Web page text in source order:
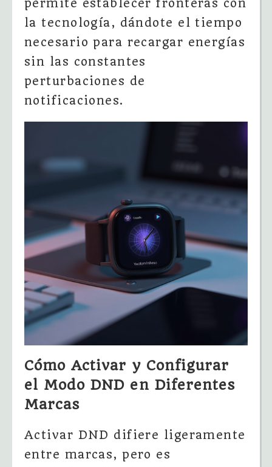
permite establecer fronteras con
la tecnología, dándote el tiempo
necesario para recargar energías
sin las constantes
perturbaciones de
notificaciones.
Cómo Activar y Configurar
el Modo DND en Diferentes
Marcas
Activar DND difiere ligeramente
entre marcas, pero es